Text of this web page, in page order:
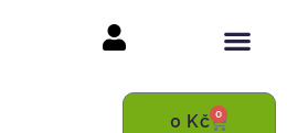
0 Kč 0